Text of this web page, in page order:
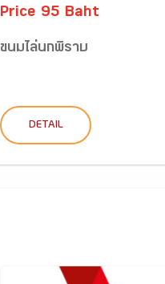
Price 95 Baht
ขนมไล่นกพิราบ
DETAIL